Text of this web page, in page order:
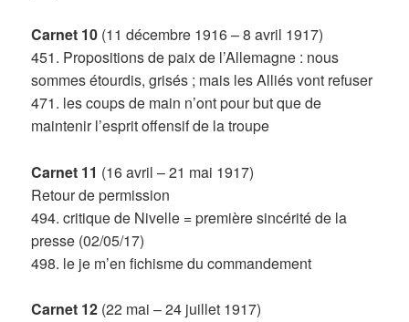
Carnet 10 (11 décembre 1916 – 8 avril 1917)
451. Propositions de paix de l’Allemagne : nous
sommes étourdis, grisés ; mais les Alliés vont refuser
471. les coups de main n’ont pour but que de
maintenir l’esprit offensif de la troupe
Carnet 11 (16 avril – 21 mai 1917)
Retour de permission
494. critique de Nivelle = première sincérité de la
presse (02/05/17)
498. le je m’en fichisme du commandement
Carnet 12 (22 mai – 24 juillet 1917)